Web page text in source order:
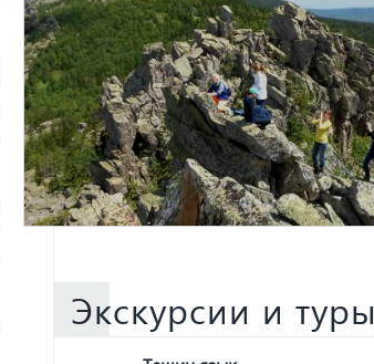
Экскурсии и туры